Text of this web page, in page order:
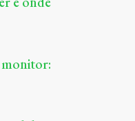
monitor: